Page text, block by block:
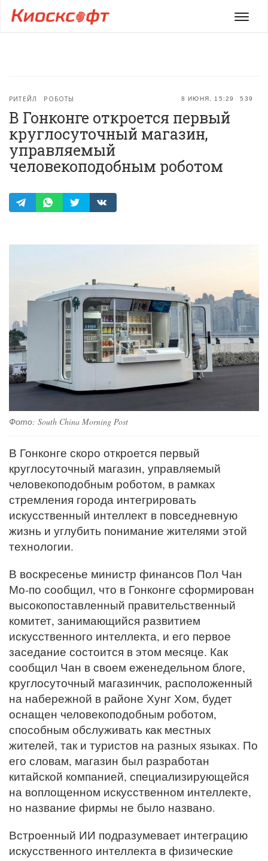
Меню
8 ИЮНЯ, 15:29 539
РИТЕЙЛ РОБОТЫ
В Гонконге откроется первый
круглосуточный магазин,
управляемый
человекоподобным роботом
Фото: South China Morning Post
В Гонконге скоро откроется первый
круглосуточный магазин, управляемый
человекоподобным роботом, в рамках
стремления города интегрировать
искусственный интеллект в повседневную
жизнь и углубить понимание жителями этой
технологии.
В воскресенье министр финансов Пол Чан
Мо-по сообщил, что в Гонконге сформирован
высокопоставленный правительственный
комитет, занимающийся развитием
искусственного интеллекта, и его первое
заседание состоится в этом месяце. Как
сообщил Чан в своем еженедельном блоге,
круглосуточный магазинчик, расположенный
на набережной в районе Хунг Хом, будет
оснащен человекоподобным роботом,
способным обслуживать как местных
жителей, так и туристов на разных языках. По
его словам, магазин был разработан
китайской компанией, специализирующейся
на воплощенном искусственном интеллекте,
но название фирмы не было названо.
Встроенный ИИ подразумевает интеграцию
искусственного интеллекта в физические